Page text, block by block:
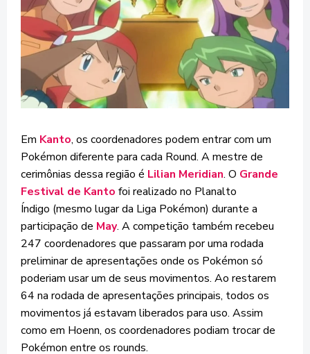
Em Kanto, os coordenadores podem entrar com um
Pokémon diferente para cada Round. A mestre de
cerimônias dessa região é Lilian Meridian. O Grande
Festival de Kanto foi realizado no Planalto
Índigo (mesmo lugar da Liga Pokémon) durante a
participação de May. A competição também recebeu
247 coordenadores que passaram por uma rodada
preliminar de apresentações onde os Pokémon só
poderiam usar um de seus movimentos. Ao restarem
64 na rodada de apresentações principais, todos os
movimentos já estavam liberados para uso. Assim
como em Hoenn, os coordenadores podiam trocar de
Pokémon entre os rounds.